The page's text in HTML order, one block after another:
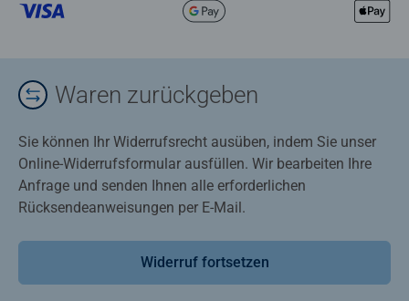
Waren zurückgeben
Sie können Ihr Widerrufsrecht ausüben, indem Sie unser
Online-Widerrufsformular ausfüllen. Wir bearbeiten Ihre
Anfrage und senden Ihnen alle erforderlichen
Rücksendeanweisungen per E-Mail.
Widerruf fortsetzen